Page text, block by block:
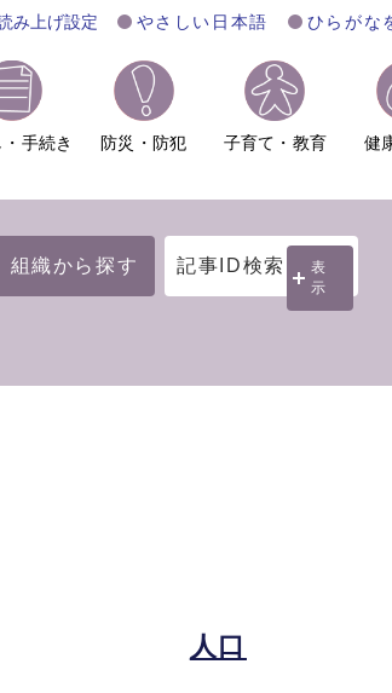
み上げ設定 やさしい日本語 ひらがな
手続き 防災・防犯 子育て・教育 健
組織から探す 記事ID検索
表
示
人口